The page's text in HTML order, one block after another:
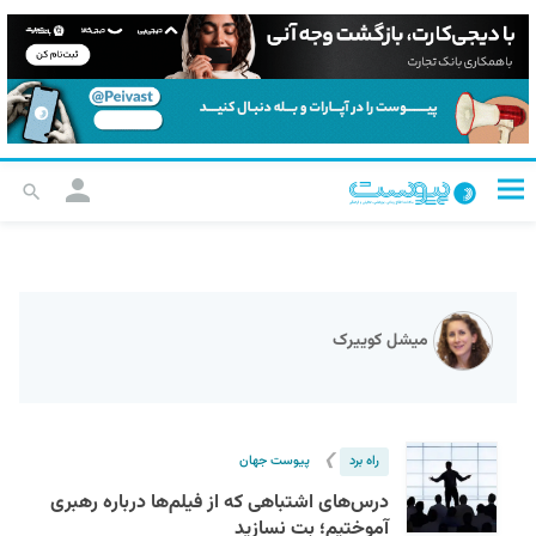
میشل کوییرک
راه برد ❯ پیوست جهان
درس‌های اشتباهی که از فیلم‌ها درباره رهبری
آموختیم؛ بت نسازید